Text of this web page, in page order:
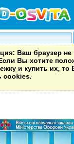
: Ваш браузер не
Вы хотите
и купить их,
cookies.